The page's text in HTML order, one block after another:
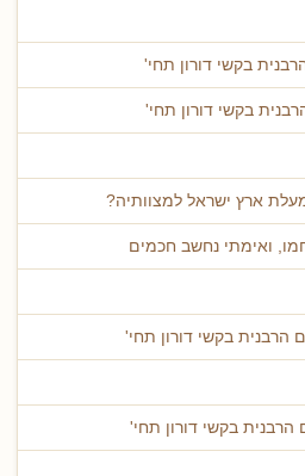
בקשי דורון תחי'
בקשי דורון תחי'
ארץ ישראל למצוותיה?
ואימתי נחשב חכמים
בקשי דורון תחי'
בקשי דורון תחי'